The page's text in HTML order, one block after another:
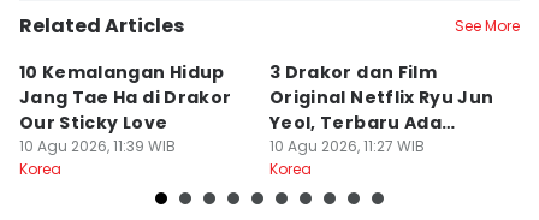
Related Articles See More
10 Kemalangan Hidup
Jang Tae Ha di Drakor
Our Sticky Love
10 Agu 2026, 11:39 WIB
Korea
3 Drakor dan Film
Original Netflix Ryu Jun
Yeol, Terbaru Ada
Mousetrap
10 Agu 2026, 11:27 WIB
Korea